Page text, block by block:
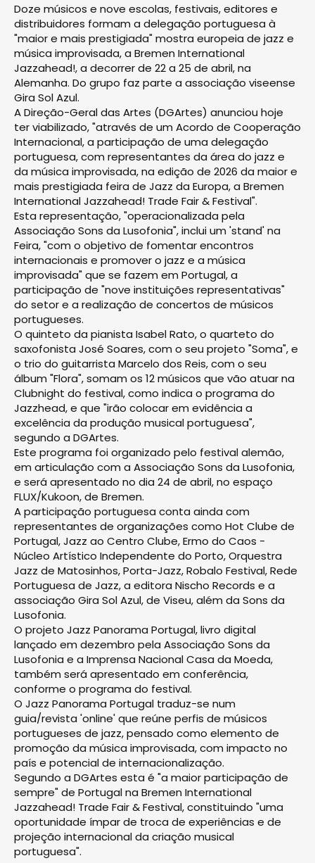
Doze músicos e nove escolas, festivais, editores e
distribuidores formam a delegação portuguesa à
"maior e mais prestigiada" mostra europeia de jazz e
música improvisada, a Bremen International
Jazzahead!, a decorrer de 22 a 25 de abril, na
Alemanha. Do grupo faz parte a associação viseense
Gira Sol Azul.
A Direção-Geral das Artes (DGArtes) anunciou hoje
ter viabilizado, "através de um Acordo de Cooperação
Internacional, a participação de uma delegação
portuguesa, com representantes da área do jazz e
da música improvisada, na edição de 2026 da maior e
mais prestigiada feira de Jazz da Europa, a Bremen
International Jazzahead! Trade Fair & Festival".
Esta representação, "operacionalizada pela
Associação Sons da Lusofonia", inclui um 'stand' na
Feira, "com o objetivo de fomentar encontros
internacionais e promover o jazz e a música
improvisada" que se fazem em Portugal, a
participação de "nove instituições representativas"
do setor e a realização de concertos de músicos
portugueses.
O quinteto da pianista Isabel Rato, o quarteto do
saxofonista José Soares, com o seu projeto "Soma", e
o trio do guitarrista Marcelo dos Reis, com o seu
álbum "Flora", somam os 12 músicos que vão atuar na
Clubnight do festival, como indica o programa do
Jazzhead, e que "irão colocar em evidência a
excelência da produção musical portuguesa",
segundo a DGArtes.
Este programa foi organizado pelo festival alemão,
em articulação com a Associação Sons da Lusofonia,
e será apresentado no dia 24 de abril, no espaço
FLUX/Kukoon, de Bremen.
A participação portuguesa conta ainda com
representantes de organizações como Hot Clube de
Portugal, Jazz ao Centro Clube, Ermo do Caos -
Núcleo Artístico Independente do Porto, Orquestra
Jazz de Matosinhos, Porta-Jazz, Robalo Festival, Rede
Portuguesa de Jazz, a editora Nischo Records e a
associação Gira Sol Azul, de Viseu, além da Sons da
Lusofonia.
O projeto Jazz Panorama Portugal, livro digital
lançado em dezembro pela Associação Sons da
Lusofonia e a Imprensa Nacional Casa da Moeda,
também será apresentado em conferência,
conforme o programa do festival.
O Jazz Panorama Portugal traduz-se num
guia/revista 'online' que reúne perfis de músicos
portugueses de jazz, pensado como elemento de
promoção da música improvisada, com impacto no
país e potencial de internacionalização.
Segundo a DGArtes esta é "a maior participação de
sempre" de Portugal na Bremen International
Jazzahead! Trade Fair & Festival, constituindo "uma
oportunidade ímpar de troca de experiências e de
projeção internacional da criação musical
portuguesa".